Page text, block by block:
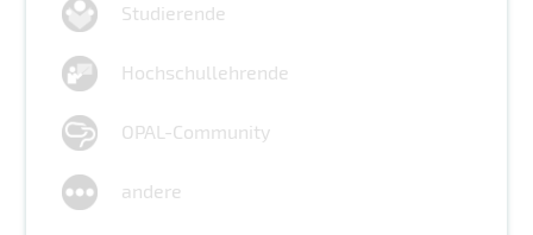
Studierende
Hochschullehrende
OPAL-Community
andere